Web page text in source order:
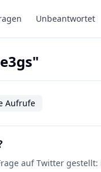
Unbeantwortet
Aufrufe
auf Twitter